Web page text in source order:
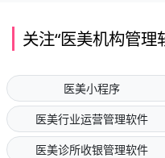
关注“医美机构管理
医美小程序
医美行业运营管理软件
医美诊所收银管理软件